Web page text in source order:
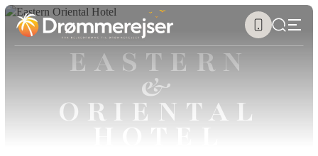
EASTERN
&
ORIENTAL
HOTEL